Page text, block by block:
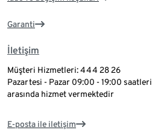
Garanti
İletişim
Müşteri Hizmetleri: 444 28 26
Pazartesi - Pazar 09:00 - 19:00 saatleri
arasında hizmet vermektedir
E-posta ile iletişim